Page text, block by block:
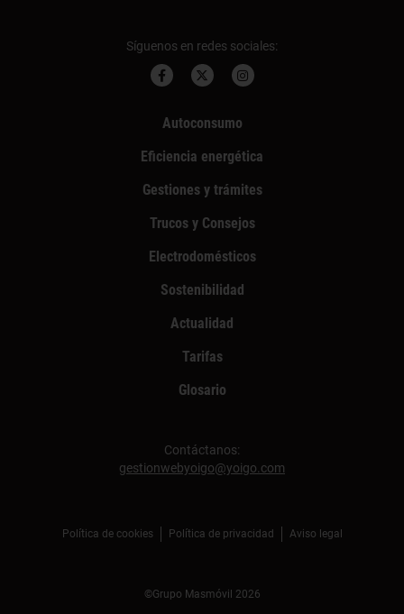
Síguenos en redes sociales:
Autoconsumo
Eficiencia energética
Gestiones y trámites
Trucos y Consejos
Electrodomésticos
Sostenibilidad
Actualidad
Tarifas
Glosario
Contáctanos:
gestionwebyoigo@yoigo.com
Política de cookies Política de privacidad Aviso legal
©Grupo Masmóvil 2026